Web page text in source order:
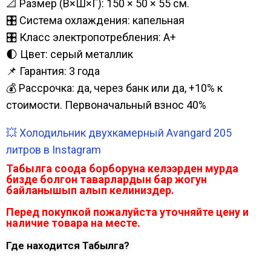
📐 Размер (В×Ш×Г): 150 × 50 × 55 см.
🎛️ Система охлаждения: капельная
🎛️ Класс электропотребления: А+
🌓 Цвет: серый металлик
📌 Гарантия: 3 года
💰 Рассрочка: да, через банк или да, +10% к
стоимости. Первоначальный взнос 40%
💥 Холодильник двухкамерный Avangard 205
литров в Instagram
Табылга соода борборуна келээрден мурда
бизде болгон таварлардын бар жогун
байланышып алып келиниздер.
Перед покупкой пожалуйста уточняйте цену и
наличие товара на месте.
Где находится Табылга?